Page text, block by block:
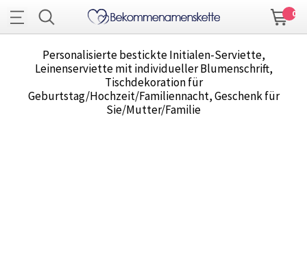
0
Personalisierte bestickte Initialen-Serviette,
Leinenserviette mit individueller Blumenschrift,
Tischdekoration für
Geburtstag/Hochzeit/Familiennacht, Geschenk für
Sie/Mutter/Familie